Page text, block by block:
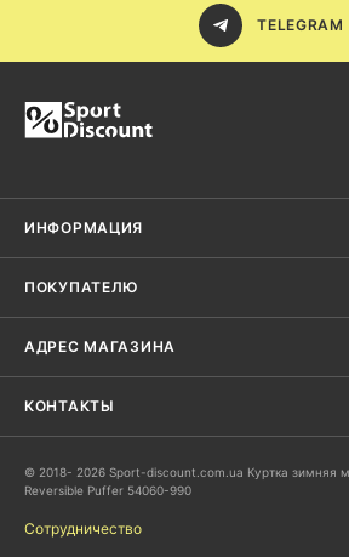
TELEGRAM
ИНФОРМАЦИЯ
ПОКУПАТЕЛЮ
АДРЕС МАГАЗИНА
КОНТАКТЫ
© 2018- 2026 Sport-discount.com.ua Куртка зимняя
Reversible Puffer 54060-990
Сотрудничество